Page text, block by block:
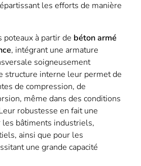
les efforts de manière
poteaux à partir de béton armé
, intégrant une armature
soigneusement
structure interne leur permet de
de compression, de
même dans des conditions
robustesse en fait une
bâtiments industriels,
ainsi que pour les
une grande capacité